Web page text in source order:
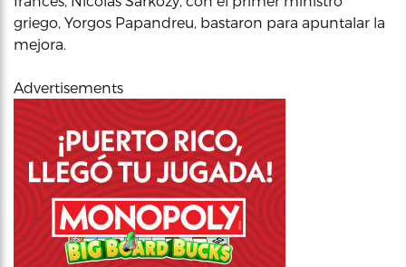
griego, Yorgos Papandreu, bastaron para apuntalar la
mejora.
Advertisements